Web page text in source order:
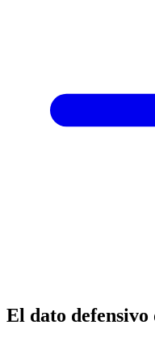
El dato defensivo